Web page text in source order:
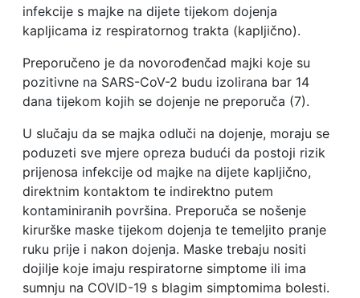
infekcije s majke na dijete tijekom dojenja
kapljicama iz respiratornog trakta (kapljično).
Preporučeno je da novorođenčad majki koje su
pozitivne na SARS-CoV-2 budu izolirana bar 14
dana tijekom kojih se dojenje ne preporuča (7).
U slučaju da se majka odluči na dojenje, moraju se
poduzeti sve mjere opreza budući da postoji rizik
prijenosa infekcije od majke na dijete kapljično,
direktnim kontaktom te indirektno putem
kontaminiranih površina. Preporuča se nošenje
kirurške maske tijekom dojenja te temeljito pranje
ruku prije i nakon dojenja. Maske trebaju nositi
dojilje koje imaju respiratorne simptome ili ima
sumnju na COVID-19 s blagim simptomima bolesti.